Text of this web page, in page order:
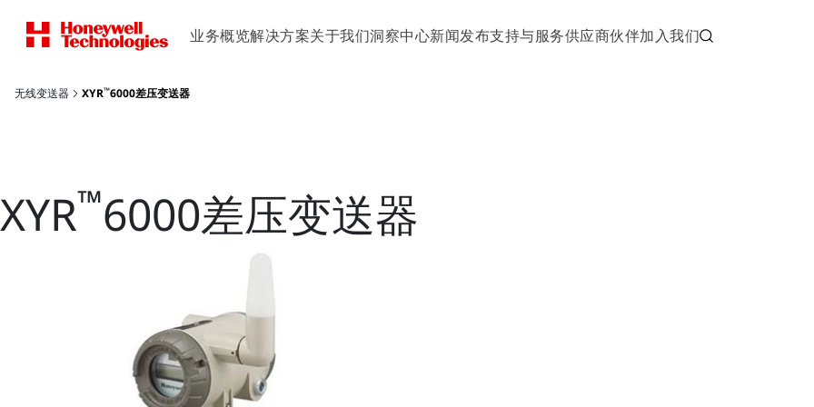
业务概览解决方案关于我们洞察中心新闻发布支持与服务供应商伙伴加入我们
无线变送器 XYR™6000差压变送器
XYR™6000差压变送器